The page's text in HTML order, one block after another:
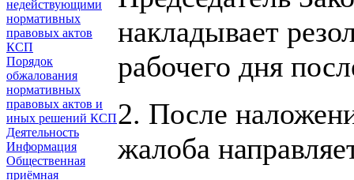
недействующими
нормативных
правовых актов
КСП
Порядок
обжалования
нормативных
правовых актов и
иных решений КСП
Деятельность
Информация
Общественная
приёмная
накладывает
рабочего дня
2. После
жалоба